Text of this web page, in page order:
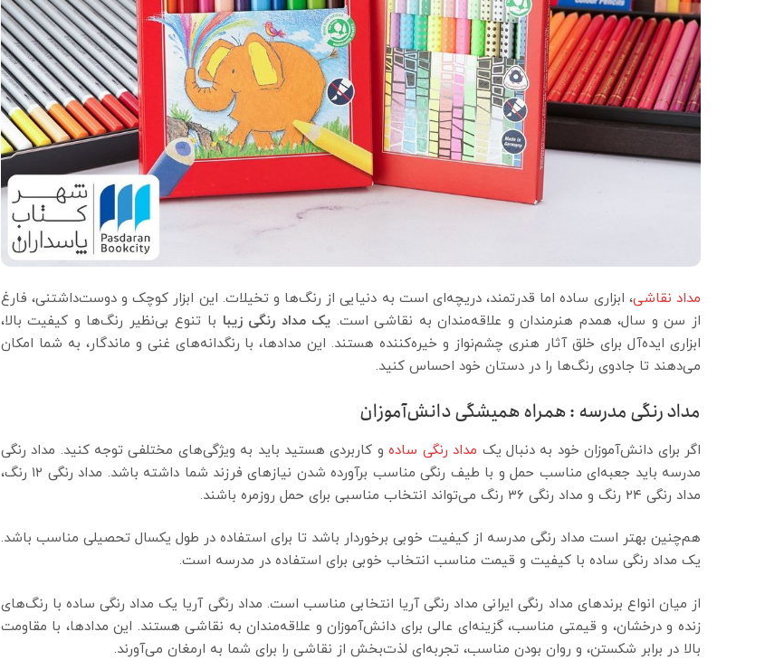
مداد نقاشی، ابزاری ساده اما قدرتمند، دریچه‌ای است به دنیایی از رنگ‌ها و تخیلات. این ابزار کوچک و دوست‌داشتنی، فارغ
از سن و سال، همدم هنرمندان و علاقه‌مندان به نقاشی است. یک مداد رنگی زیبا با تنوع بی‌نظیر رنگ‌ها و کیفیت بالا،
ابزاری ایده‌آل برای خلق آثار هنری چشم‌نواز و خیره‌کننده هستند. این مدادها، با رنگدانه‌های غنی و ماندگار، به شما امکان
می‌دهند تا جادوی رنگ‌ها را در دستان خود احساس کنید.
مداد رنگی مدرسه : همراه همیشگی دانش‌آموزان
اگر برای دانش‌آموزان خود به دنبال یک مداد رنگی سادهو کاربردی هستید باید به ویژگی‌های مختلفی توجه کنید. مداد رنگی
مدرسه باید جعبه‌ای مناسب حمل و با طیف رنگی مناسب برآورده شدن نیازهای فرزند شما داشته باشد. مداد رنگی ۱۲ رنگ،
مداد رنگی ۲۴ رنگ و مداد رنگی ۳۶ رنگ می‌تواند انتخاب مناسبی برای حمل روزمره باشند.
هم‌چنین بهتر است مداد رنگی مدرسه از کیفیت خوبی برخوردار باشد تا برای استفاده در طول یکسال تحصیلی مناسب باشد.
یک مداد رنگی ساده با کیفیت و قیمت مناسب انتخاب خوبی برای استفاده در مدرسه است.
از میان انواع برندهای مداد رنگی ایرانی ‌مداد رنگی آریا انتخابی مناسب است. مداد رنگی آریا یک مداد رنگی ساده با رنگ‌های
زنده و درخشان، و قیمتی مناسب، گزینه‌ای عالی برای دانش‌آموزان و علاقه‌مندان به نقاشی هستند. این مدادها، با مقاومت
بالا در برابر شکستن، و روان بودن مناسب، تجربه‌ای لذت‌بخش از نقاشی را برای شما به ارمغان می‌آورند.